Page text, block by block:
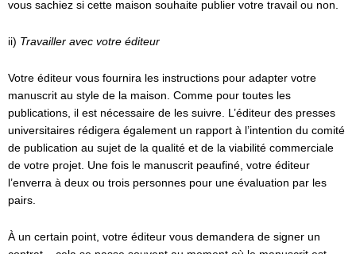
vous sachiez si cette maison souhaite publier votre travail ou non.
ii) Travailler avec votre éditeur
Votre éditeur vous fournira les instructions pour adapter votre
manuscrit au style de la maison. Comme pour toutes les
publications, il est nécessaire de les suivre. L’éditeur des presses
universitaires rédigera également un rapport à l’intention du comité
de publication au sujet de la qualité et de la viabilité commerciale
de votre projet. Une fois le manuscrit peaufiné, votre éditeur
l’enverra à deux ou trois personnes pour une évaluation par les
pairs.
À un certain point, votre éditeur vous demandera de signer un